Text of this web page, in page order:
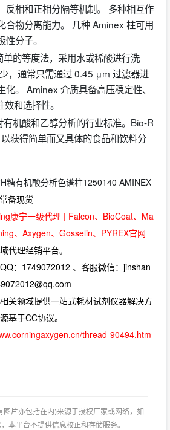
反相和正相分隔等机制。 多种相互作
合物分离能力。 几种 Aminex 柱可用
分子。
的等度法，采用水或稀酸进行洗
，通常只需通过 0.45 μm 过滤器进
。 Aminex 介质具备高压稳定性、
和选择性。
机酸和乙醇分析的行业标准。Bio-R
获得简单而又具体的食品和饮料分
糖有机酸分析色谱柱1250140 AMINEX
常备现货
康宁一级代理 | Falcon、BioCoat、Ma
、Axygen、Gosselin、PYREX官网
代理经销平台。
：1749072012 、客服微信：jinshan
关领域提供一站式耗材试剂仪器解决方
基于CC协议。
thread-90494.htm
图片亦包括在内)来源于授权厂家或网络，如
本平台不提供信息校正和存储服务。